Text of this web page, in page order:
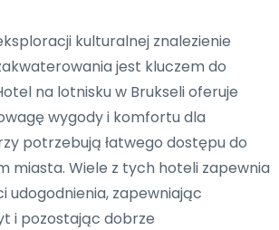
kulturalnej znalezienie
jest kluczem do
na lotnisku w Brukseli oferuje
wygody i komfortu dla
potrzebują łatwego dostępu do
miasta. Wiele z tych hoteli zapewnia
udogodnienia, zapewniając
i pozostając dobrze